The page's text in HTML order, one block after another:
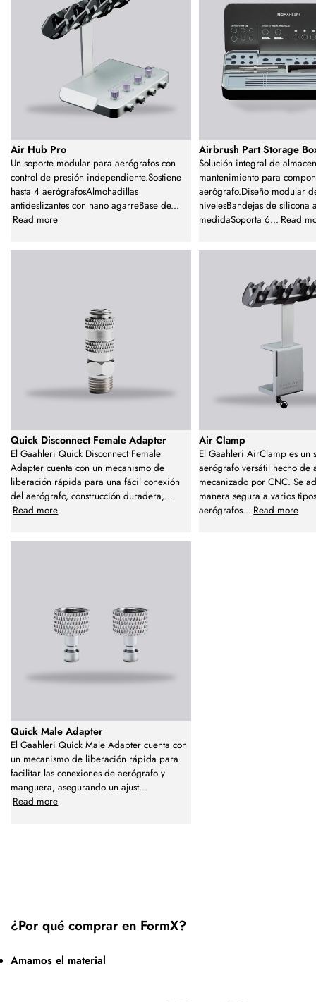
Air Hub Pro
Un soporte modular para aerógrafos con
control de presión independiente.Sostiene
hasta 4 aerógrafosAlmohadillas
antideslizantes con nano agarreBase de...
Read more
Airbrush Part Storage
Solución integral de
mantenimiento para
aerógrafo.Diseño modular
nivelesBandejas de silicona
medidaSoporta 6... Read
Quick Disconnect Female Adapter
El Gaahleri Quick Disconnect Female
Adapter cuenta con un mecanismo de
liberación rápida para una fácil conexión
del aerógrafo, construcción duradera,...
Read more
Air Clamp
El Gaahleri AirClamp es un
aerógrafo versátil hecho de
mecanizado por CNC. Se
manera segura a varios
aerógrafos... Read more
Quick Male Adapter
El Gaahleri Quick Male Adapter cuenta con
un mecanismo de liberación rápida para
facilitar las conexiones de aerógrafo y
manguera, asegurando un ajust...
Read more
¿Por qué comprar en FormX?
Amamos el material